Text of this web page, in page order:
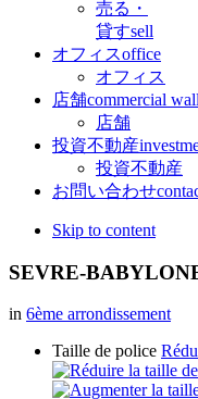
売る・
貸すsell
オフィスoffice
オフィス
店舗commercial
店舗
投資不動産
投資不動産
お問い合わせ
Skip to content
SEVRE-
in 6ème arrondissement
Taille de police